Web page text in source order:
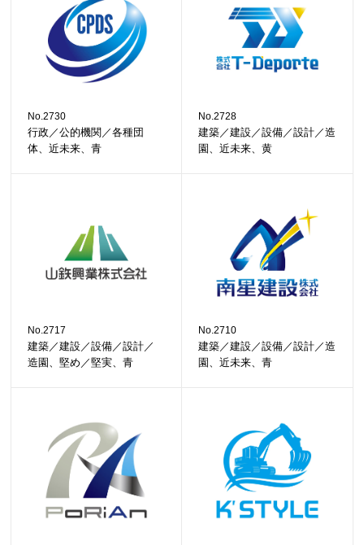
No.2730
行政／公的機関／各種団
体、近未来、青
No.2728
建築／建設／設備／設計／造
園、近未来、黄
No.2717
建築／建設／設備／設計／
造園、堅め／堅実、青
No.2710
建築／建設／設備／設計／造
園、近未来、青